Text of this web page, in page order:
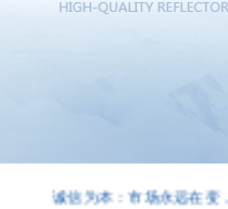
诚信为本：市场永远在变，诚信永